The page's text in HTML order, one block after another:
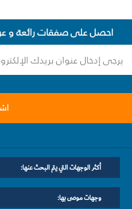
احصل على صفقات رائعة و
أكثر الوجهات التي يتم البحث عنها:
وجهات موصى بها: